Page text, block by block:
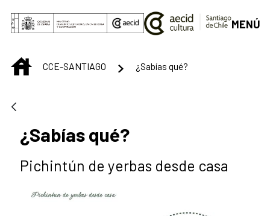
Saltar al contenido principal
MENÚ
INICIOCCE-SANTIAGO ¿Sabías qué?
¿Sabías qué?
Pichintún de yerbas desde casa